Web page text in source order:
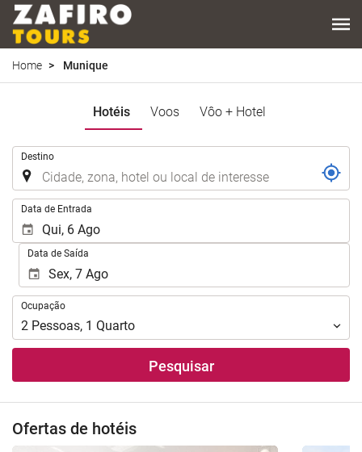
Home Munique
Hotéis Voos Vôo + Hotel
Destino
Data de Entrada
Data de Saída
Ocupação
Ocupação
2 Pessoas, 1 Quarto
Pesquisar
Ofertas de hotéis